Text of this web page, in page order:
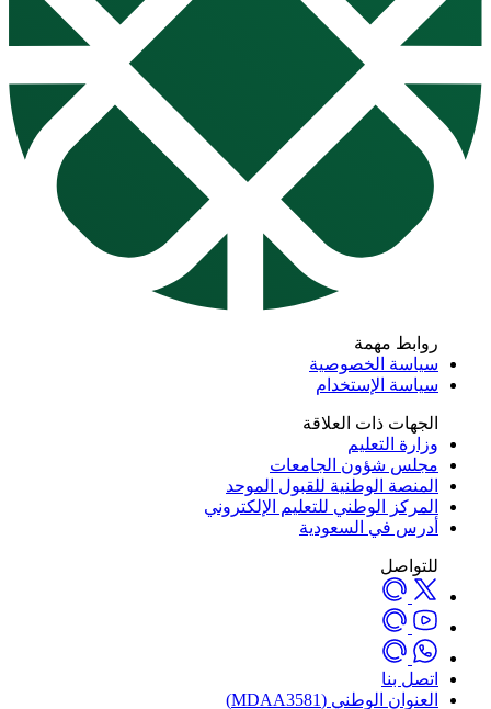
روابط مهمة
سياسة الخصوصية
سياسة الإستخدام
الجهات ذات العلاقة
وزارة التعليم
مجلس شؤون الجامعات
المنصة الوطنية للقبول الموحد
المركز الوطني للتعليم الإلكتروني
أدرس في السعودية
للتواصل
اتصل بنا
العنوان الوطني (MDAA3581)